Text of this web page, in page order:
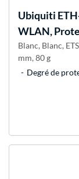
Ubiquiti
WLAN,
Blanc, Blanc,
mm, 80 g
Degré de